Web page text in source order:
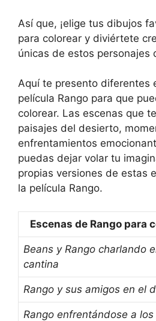
Así que, ¡elige tus dibujos
para colorear y diviértete
únicas de estos personajes
Aquí te presento diferentes
película Rango para que
colorear. Las escenas que
paisajes del desierto,
enfrentamientos
puedas dejar volar tu
propias versiones de estas
la película Rango.
Escenas de Rango para
Beans y Rango charlando
cantina
Rango y sus amigos en el
Rango enfrentándose a los